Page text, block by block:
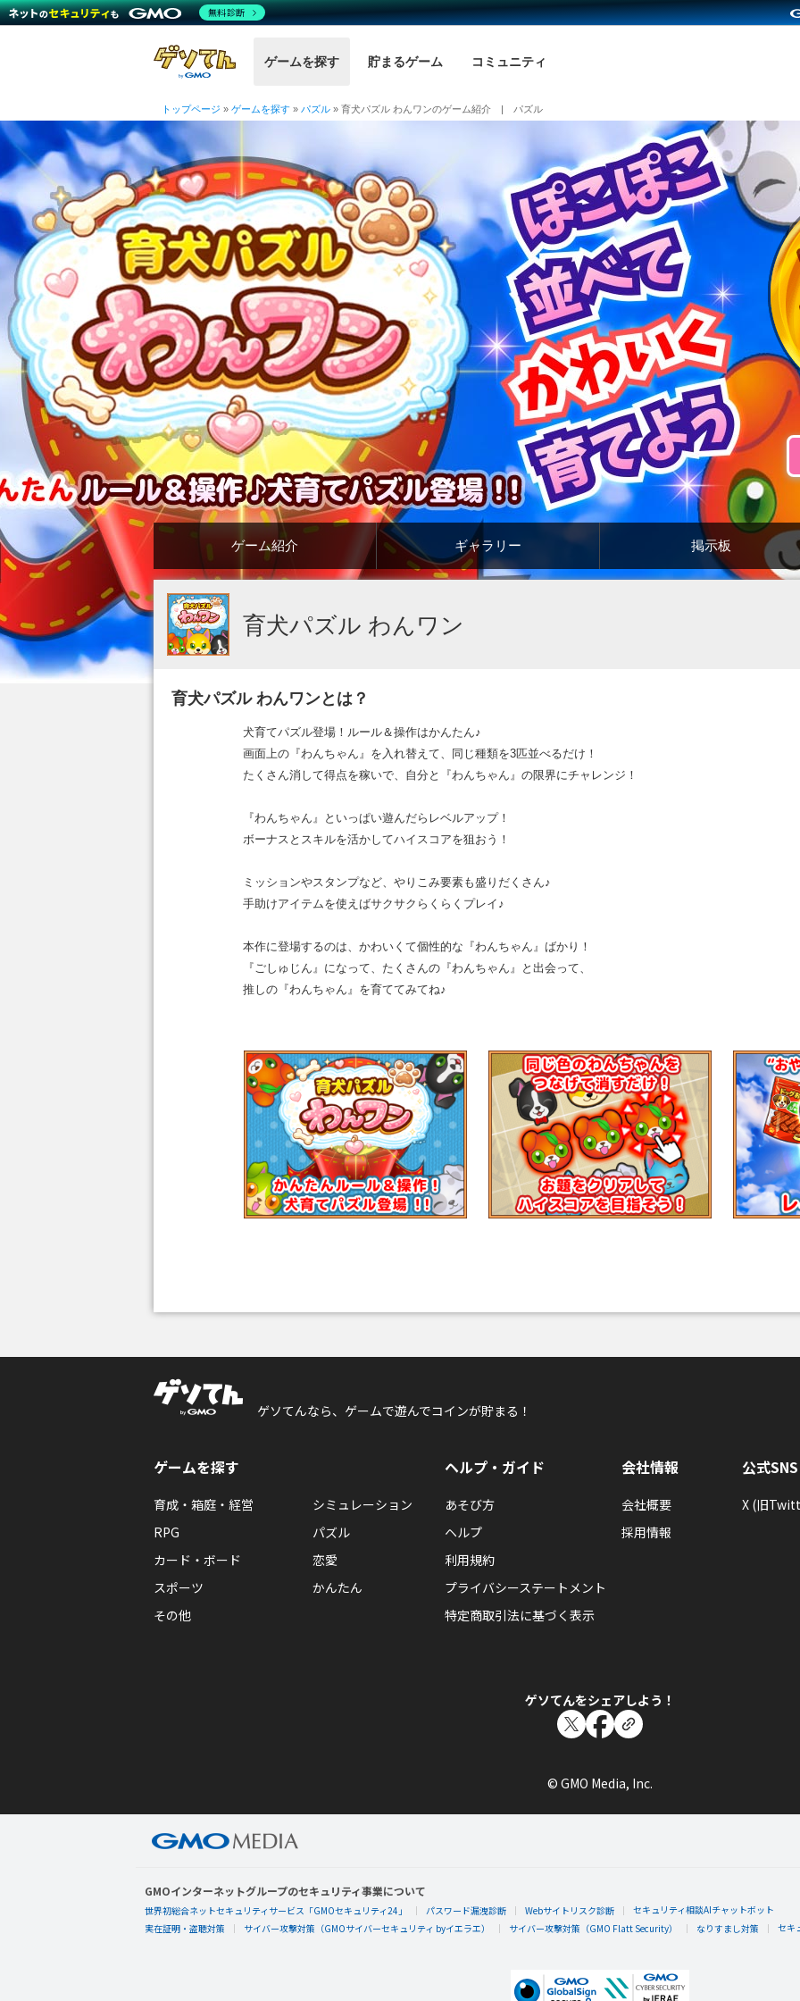
ゲームを探す 貯まるゲーム コミュニティ
トップページ » ゲームを探す » パズル » 育犬パズル わんワンのゲーム紹介 | パズル
ゲーム紹介 ギャラリー 掲示板
育犬パズル わんワン
育犬パズル わんワンとは？
犬育てパズル登場！ルール＆操作はかんたん♪
画面上の『わんちゃん』を入れ替えて、同じ種類を3匹並べるだけ！
たくさん消して得点を稼いで、自分と『わんちゃん』の限界にチャレンジ！
『わんちゃん』といっぱい遊んだらレベルアップ！
ボーナスとスキルを活かしてハイスコアを狙おう！
ミッションやスタンプなど、やりこみ要素も盛りだくさん♪
手助けアイテムを使えばサクサクらくらくプレイ♪
本作に登場するのは、かわいくて個性的な『わんちゃん』ばかり！
『ごしゅじん』になって、たくさんの『わんちゃん』と出会って、
推しの『わんちゃん』を育ててみてね♪
ゲソてんなら、ゲームで遊んでコインが貯まる！
ゲームを探す
育成・箱庭・経営
シミュレーション
RPG
パズル
カード・ボード
恋愛
スポーツ
かんたん
その他
ヘルプ・ガイド
あそび方
ヘルプ
利用規約
プライバシーステートメント
特定商取引法に基づく表示
会社情報
会社概要
採用情報
公式SNS
X (旧
ゲソてんをシェアしよう！
© GMO Media, Inc.
GMOインターネットグループのセキュリティ事業について
世界初総合ネットセキュリティサービス「GMOセキュリティ24」 パスワード漏洩診断 Webサイトリスク診断
セキュリティ相談AIチャットボット
実在証明・盗聴対策
サイバー攻撃対策（GMOサイバーセキュリティ byイエラエ） サイバー攻撃対策（GMO Flatt Security） なりすまし対策 セキ
無料診断